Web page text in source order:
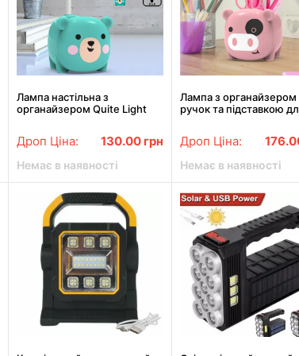
Лампа настільна з
органайзером Quite Light
Дроп Ціна: 130.00 грн
Немає в наявності
Лампа з органайзером
ручок та підставкою
Дроп Ціна:
Немає в наявності